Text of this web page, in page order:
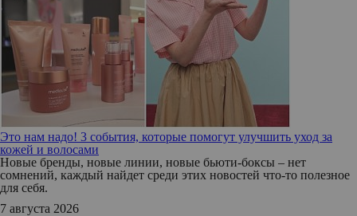
Это нам надо! 3 события, которые помогут улучшить уход за
кожей и волосами
Новые бренды, новые линии, новые бьюти-боксы – нет
сомнений, каждый найдет среди этих новостей что-то полезное
для себя.
7 августа 2026